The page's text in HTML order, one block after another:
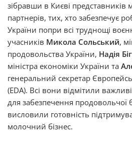
зібравши в Києві представників
партнерів, тих, хто забезпечує
України попри всі труднощі
учасників Микола Сольський,
продовольства України, Надія
міністра економіки України та
генеральний секретар
(EDA). Всі вони відмітили
для забезпечення продовольчої
висловили готовність
молочний бізнес.